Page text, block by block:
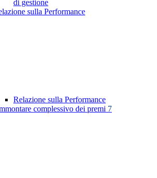
di gestione
sulla Performance
Relazione sulla Performance
complessivo dei premi 7